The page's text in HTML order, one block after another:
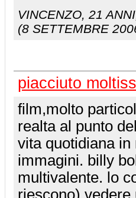
VINCENZO, 21
(8 SETTEMBRE
piacciuto
film,molto
realta al punto
vita quotidiana
immagini. billy
multivalente. lo
riescono)